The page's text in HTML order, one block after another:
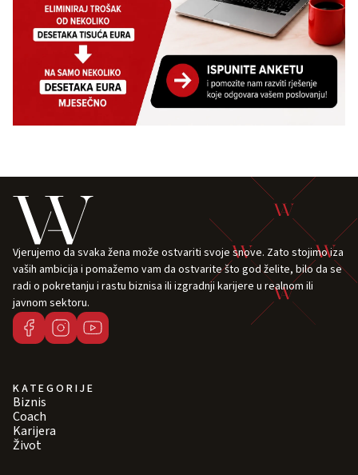
Vjerujemo da svaka žena može ostvariti svoje snove. Zato stojimo iza
vaših ambicija i pomažemo vam da ostvarite što god želite, bilo da se
radi o pokretanju i rastu biznisa ili izgradnji karijere u realnom ili
javnom sektoru.
KATEGORIJE
Biznis
Coach
Karijera
Život